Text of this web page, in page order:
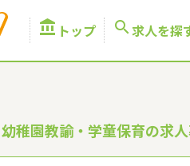
 トップ  求人を探
稚園教諭・学童保育の求